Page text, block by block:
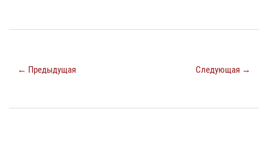
← Предыдущая Следующая →